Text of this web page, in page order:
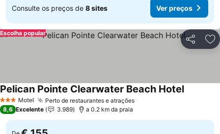
Consulte os preços de 8 sites Ver preços
Partilhar
Escolha popular
3 EstrelasMotel Perto de restaurantes e atrações
Pelican Pointe Clearwater Beach Hotel
8,6 Excelente 3.989 a 0.2 km da praia